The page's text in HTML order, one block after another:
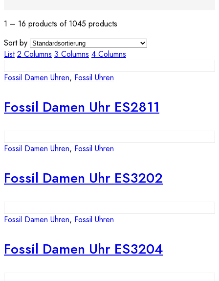
1 – 16 products of 1045 products
Sort by
List 2 Columns 3 Columns 4 Columns
Fossil Damen Uhren, Fossil Uhren
Fossil Damen Uhr ES2811
Fossil Damen Uhren, Fossil Uhren
Fossil Damen Uhr ES3202
Fossil Damen Uhren, Fossil Uhren
Fossil Damen Uhr ES3204